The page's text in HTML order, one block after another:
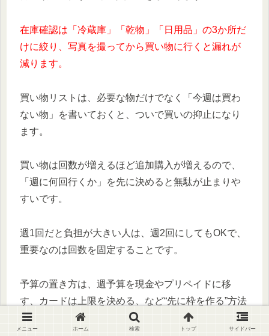
在庫確認は「冷蔵庫」「乾物」「日用品」の3か所だ
けに絞り、写真を撮ってから買い物に行くと漏れが
減ります。
買い物リストは、必要な物だけでなく「今週は買わ
ない物」を書いておくと、ついで買いの抑止になり
ます。
買い物は回数が増えるほど追加購入が増えるので、
「週に何回行くか」を先に決めると無駄が止まりや
すいです。
週1回だと負担が大きい人は、週2回にしてもOKで、
重要なのは回数を固定することです。
予算の置き方は、週予算を現金やプリペイドに移
す、カードは上限を決める、など“先に枠を作る”方法
が向いています。
メニュー ホーム 検索 トップ サイドバー